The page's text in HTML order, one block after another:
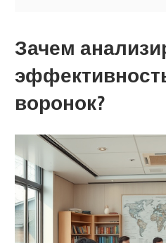
Зачем
воронок?